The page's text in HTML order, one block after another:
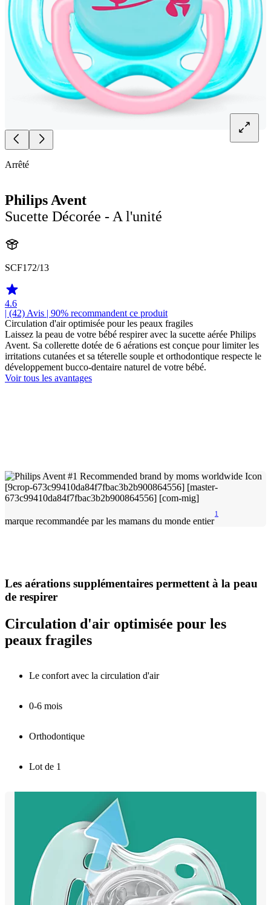
Arrêté
Philips Avent
Sucette Décorée - A l'unité
SCF172/13
4.6
| (42) Avis | 90% recommandent ce produit
Circulation d'air optimisée pour les peaux fragiles
Laissez la peau de votre bébé respirer avec la sucette aérée Philips
Avent. Sa collerette dotée de 6 aérations est conçue pour limiter les
irritations cutanées et sa téterelle souple et orthodontique respecte le
développement bucco-dentaire naturel de votre bébé.
Voir tous les avantages
marque recommandée par les mamans du monde entier
1
Les aérations supplémentaires permettent à la peau
de respirer
Circulation d'air optimisée pour les
peaux fragiles
Le confort avec la circulation d'air
0-6 mois
Orthodontique
Lot de 1